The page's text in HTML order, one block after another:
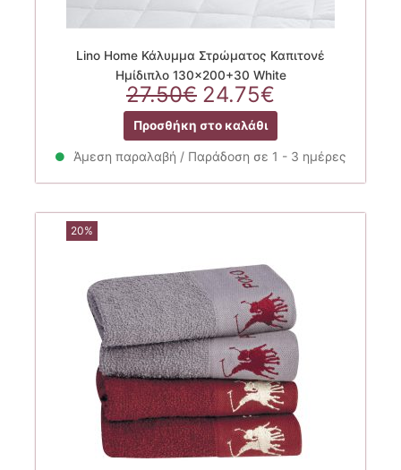
Lino Home Κάλυμμα Στρώματος Καπιτονέ
Ημίδιπλο 130×200+30 White
27.50€ Original
price
was:
27.50€.
24.75€
τρέχουσα
τιμή
είναι:
24.75€.
Προσθήκη στο καλάθι
Άμεση παραλαβή / Παράδοση σε 1 - 3 ημέρες
20%